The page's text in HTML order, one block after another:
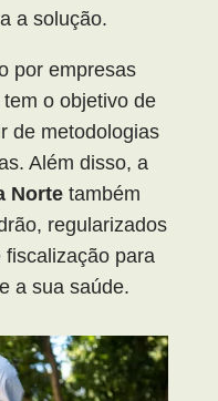
a solução.
por empresas
o objetivo de
de metodologias
Além disso, a
Norte também
regularizados
fiscalização para
a sua saúde.